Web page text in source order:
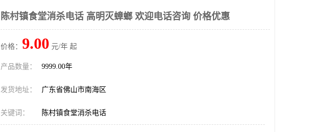
陈村镇食堂消杀电话 高明灭蟑螂 欢迎电话咨询 价格优惠
价格： 9.00 元/年 起
产品数量： 9999.00年
发货地址： 广东省佛山市南海区
关键词： 陈村镇食堂消杀电话